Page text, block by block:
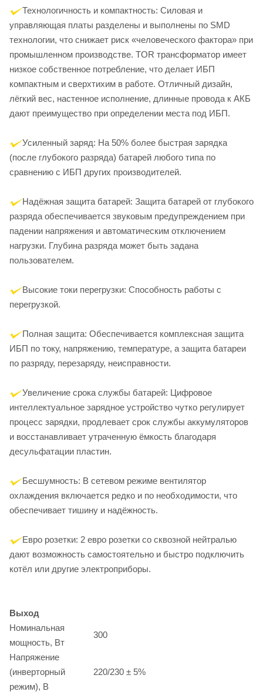
Технологичность и компактность: Силовая и
управляющая платы разделены и выполнены по SMD
технологии, что снижает риск «человеческого фактора» при
промышленном производстве. TOR трансформатор имеет
низкое собственное потребление, что делает ИБП
компактным и сверхтихим в работе. Отличный дизайн,
лёгкий вес, настенное исполнение, длинные провода к АКБ
дают преимущество при определении места под ИБП.
Усиленный заряд: На 50% более быстрая зарядка
(после глубокого разряда) батарей любого типа по
сравнению с ИБП других производителей.
Надёжная защита батарей: Защита батарей от глубокого
разряда обеспечивается звуковым предупреждением при
падении напряжения и автоматическим отключением
нагрузки. Глубина разряда может быть задана
пользователем.
Высокие токи перегрузки: Способность работы с
перегрузкой.
Полная защита: Обеспечивается комплексная защита
ИБП по току, напряжению, температуре, а защита батареи
по разряду, перезаряду, неисправности.
Увеличение срока службы батарей: Цифровое
интеллектуальное зарядное устройство чутко регулирует
процесс зарядки, продлевает срок службы аккумуляторов
и восстанавливает утраченную ёмкость благодаря
десульфатации пластин.
Бесшумность: В сетевом режиме вентилятор
охлаждения включается редко и по необходимости, что
обеспечивает тишину и надёжность.
Евро розетки: 2 евро розетки со сквозной нейтралью
дают возможность самостоятельно и быстро подключить
котёл или другие электроприборы.
Выход
Номинальная
мощность, Вт
300
Напряжение
(инверторный
режим), В
220/230 ± 5%